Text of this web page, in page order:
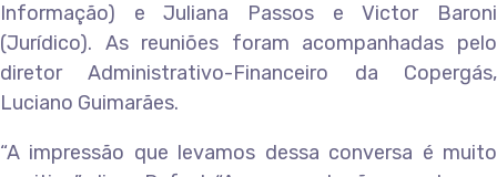
Informação) e Juliana Passos e Victor Baroni
(Jurídico). As reuniões foram acompanhadas pelo
diretor Administrativo-Financeiro da Copergás,
Luciano Guimarães.
“A impressão que levamos dessa conversa é muito